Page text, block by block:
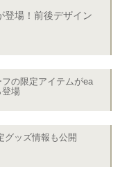
登場！前後デザイン
フの限定アイテムがea
登場
グッズ情報も公開